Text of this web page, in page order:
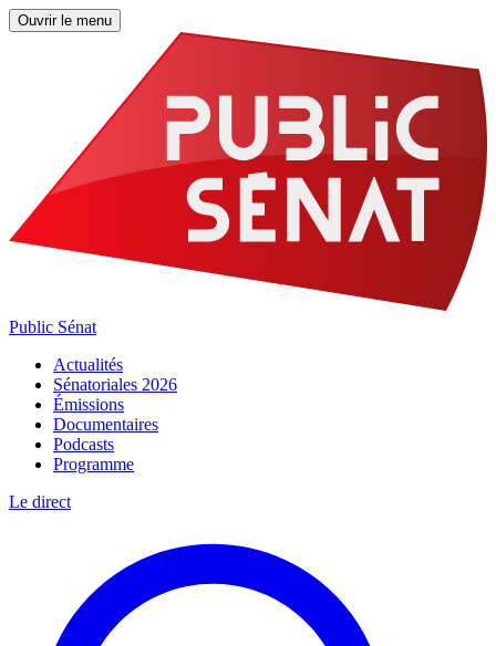
Ouvrir le menu
Public Sénat
Actualités
Sénatoriales 2026
Émissions
Documentaires
Podcasts
Programme
Le direct